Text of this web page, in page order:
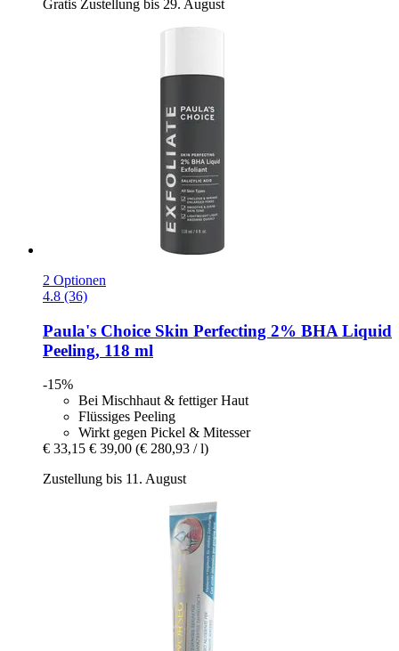
Gratis Zustellung bis 29. August
2 Optionen
4.8 (36)
Paula's Choice Skin Perfecting 2% BHA Liquid
Peeling, 118 ml
-15%
Bei Mischhaut & fettiger Haut
Flüssiges Peeling
Wirkt gegen Pickel & Mitesser
€ 33,15 € 39,00 (€ 280,93 / l)
Zustellung bis 11. August